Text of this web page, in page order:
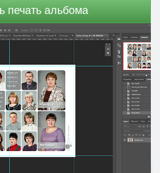
печать альбома